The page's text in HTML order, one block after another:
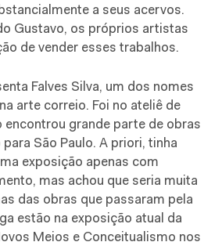
a seus acervos.
Gustavo, os próprios artistas
de vender esses trabalhos.
Falves Silva, um dos nomes
arte correio. Foi no ateliê de
encontrou grande parte de obras
São Paulo. A priori, tinha
exposição apenas com
mas achou que seria muita
das obras que passaram pela
estão na exposição atual da
Meios e Conceitualismo nos